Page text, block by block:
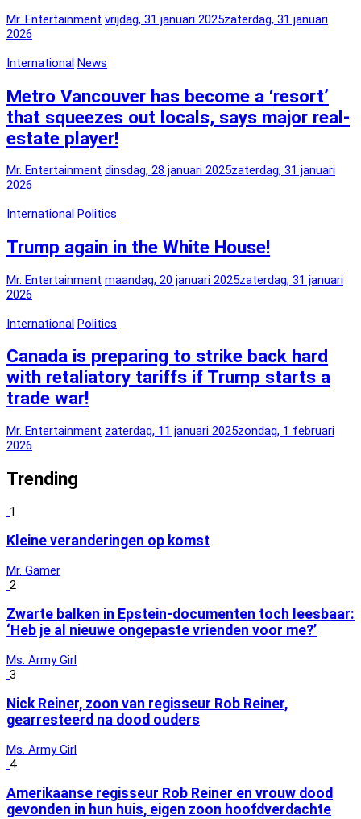
Mr. Entertainment vrijdag, 31 januari 2025zaterdag, 31 januari
2026
International News
Metro Vancouver has become a ‘resort’
that squeezes out locals, says major real-
estate player!
Mr. Entertainment dinsdag, 28 januari 2025zaterdag, 31 januari
2026
International Politics
Trump again in the White House!
Mr. Entertainment maandag, 20 januari 2025zaterdag, 31 januari
2026
International Politics
Canada is preparing to strike back hard
with retaliatory tariffs if Trump starts a
trade war!
Mr. Entertainment zaterdag, 11 januari 2025zondag, 1 februari
2026
Trending
1
Kleine veranderingen op komst
Mr. Gamer
2
Zwarte balken in Epstein-documenten toch leesbaar:
‘Heb je al nieuwe ongepaste vrienden voor me?’
Ms. Army Girl
3
Nick Reiner, zoon van regisseur Rob Reiner,
gearresteerd na dood ouders
Ms. Army Girl
4
Amerikaanse regisseur Rob Reiner en vrouw dood
gevonden in hun huis, eigen zoon hoofdverdachte